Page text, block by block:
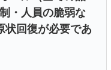
・人員の脆弱な
状回復が必要であ